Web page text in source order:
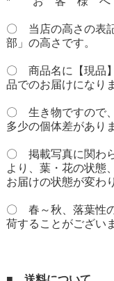
〇 当店の高さの表
部」の高さです。
〇 商品名に【現品
品でのお届けになり
〇 生き物ですので
多少の個体差があり
〇 掲載写真に関わ
より、葉・花の状態
お届けの状態が変わ
〇 春～秋、落葉性
荷することがござい